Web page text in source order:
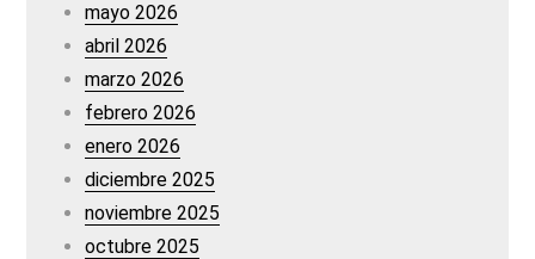
mayo 2026
abril 2026
marzo 2026
febrero 2026
enero 2026
diciembre 2025
noviembre 2025
octubre 2025